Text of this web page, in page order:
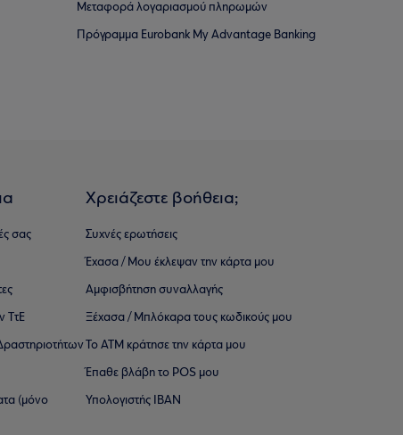
Μεταφορά λογαριασμού πληρωμών
Πρόγραμμα Eurobank My Advantage Banking
σας
ΤτΕ
(μόνο
Χρειάζεστε βοήθεια;
Συχνές ερωτήσεις
Έχασα / Μου έκλεψαν την κάρτα μου
Αμφισβήτηση συναλλαγής
Ξέχασα / Μπλόκαρα τους κωδικούς μου
Το ΑΤΜ κράτησε την κάρτα μου
Έπαθε βλάβη το POS μου
Υπολογιστής IBAN